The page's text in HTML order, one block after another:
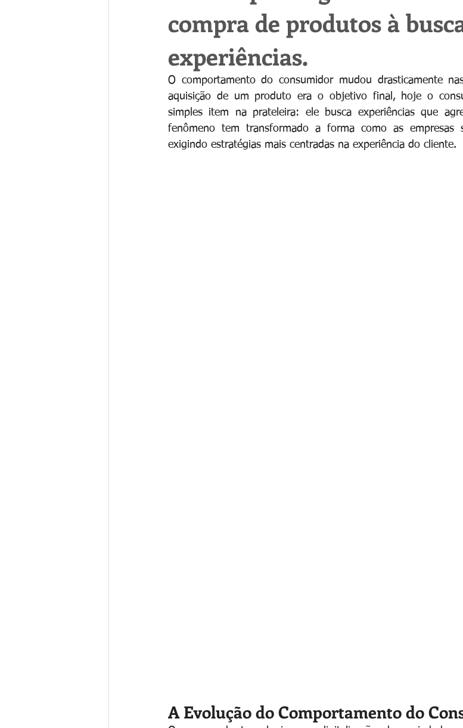
compra de produtos à
experiências.
O comportamento do consumidor mudou drasticamente
aquisição de um produto era o objetivo final, hoje o
simples item na prateleira: ele busca experiências que
fenômeno tem transformado a forma como as empresas
exigindo estratégias mais centradas na experiência do cliente.
A Evolução do Comportamento do